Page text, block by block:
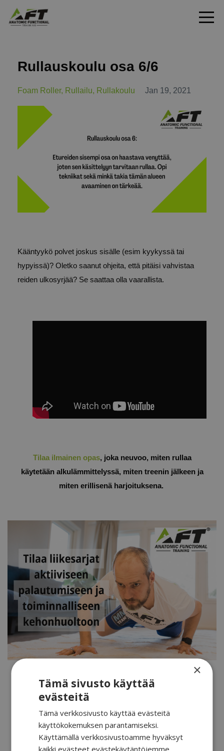
Rullauskoulu osa 6/6
Foam Roller Rullailu Rullakoulu Jan 19, 2021
Kääntyykö polvet joskus sisälle (esim kyykyssä tai
hypyissä)? Oletko saanut ohjeita, että pitäisi vahvistaa
reiden ulkosyrjää? Se saattaa olla vaarallista.
Tilaa ilmainen opas, joka neuvoo, miten rullaa
käytetään alkulämmittelyssä, miten treenin jälkeen ja
miten erillisenä harjoituksena.
Kategoriat
Aktiivinen Palautuminen
×
Tämä sivusto käyttää
evästeitä
Tämä verkkosivusto käyttää evästeitä
käyttökokemuksen parantamiseksi.
Käyttämällä verkkosivustoamme hyväksyt
kaikki evästeet evästekäytäntöjemme